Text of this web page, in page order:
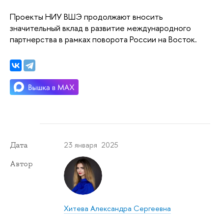
Проекты НИУ ВШЭ продолжают вносить
значительный вклад в развитие международного
партнерства в рамках поворота России на Восток.
Дата 23 января 2025
Автор
Хитева Александра Сергеевна